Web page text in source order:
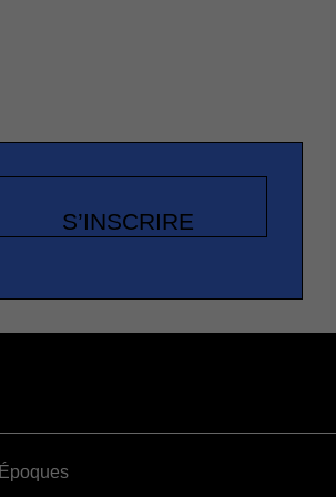
S’INSCRIRE
Époques